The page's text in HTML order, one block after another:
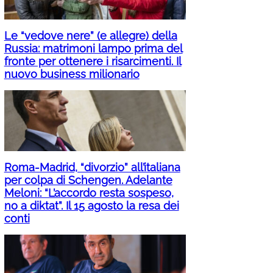
Le “vedove nere” (e allegre) della
Russia: matrimoni lampo prima del
fronte per ottenere i risarcimenti. Il
nuovo business milionario
Roma-Madrid, “divorzio” all’italiana
per colpa di Schengen. Adelante
Meloni: “L’accordo resta sospeso,
no a diktat”. Il 15 agosto la resa dei
conti